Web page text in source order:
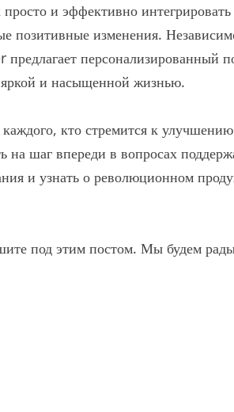
и эффективно
позитивные изменения.
персонализированный
и насыщенной жизнью.
кто стремится к
на шаг впереди в вопросах
и узнать о революционном
под этим постом. Мы будем